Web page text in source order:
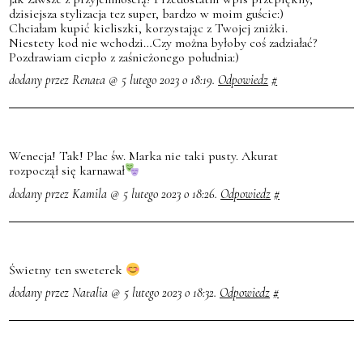
dzisiejsza stylizacja tez super, bardzo w moim guście:)
Chciałam kupić kieliszki, korzystając z Twojej zniżki.
Niestety kod nie wchodzi…Czy można byłoby coś zadziałać?
Pozdrawiam ciepło z zaśnieżonego południa:)
dodany przez Renata @ 5 lutego 2023 o 18:19. Odpowiedz #
Wenecja! Tak! Plac św. Marka nie taki pusty. Akurat
rozpoczął się karnawał
dodany przez Kamila @ 5 lutego 2023 o 18:26. Odpowiedz #
Świetny ten sweterek
dodany przez Natalia @ 5 lutego 2023 o 18:32. Odpowiedz #